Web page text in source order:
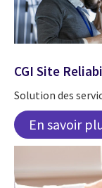
CGI Site
Solution des
En savoir